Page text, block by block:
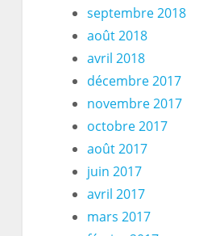
septembre 2018
août 2018
avril 2018
décembre 2017
novembre 2017
octobre 2017
août 2017
juin 2017
avril 2017
mars 2017